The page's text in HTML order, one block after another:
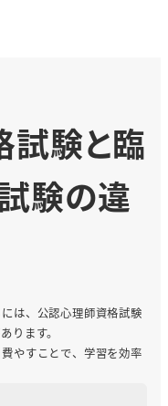
試験と臨
験の違
は、公認心理師資格試験
ります。
やすことで、学習を効率